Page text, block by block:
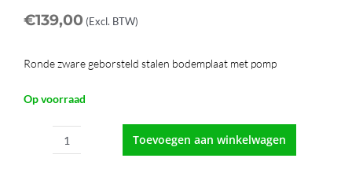
€139,00 (Excl. BTW)
Ronde zware geborsteld stalen bodemplaat met pomp
Op voorraad
Bodemplaat
Toevoegen aan winkelwagen